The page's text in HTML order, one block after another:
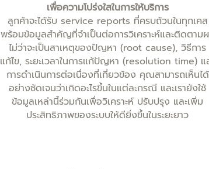
เพื่อความโปร่งใสในการให้บริการ
ลูกค้าจะได้รับ service reports ที่ครบถ้วนในทุกเคส
พร้อมข้อมูลสำคัญที่จำเป็นต่อการวิเคราะห์และติดตาม
ไม่ว่าจะเป็นสาเหตุของปัญหา (root cause), วิธีการ
แก้ไข, ระยะเวลาในการแก้ปัญหา (resolution time) แ
การดำเนินการต่อเนื่องที่เกี่ยวข้อง คุณสามารถเห็นได้
อย่างชัดเจนว่าเกิดอะไรขึ้นในแต่ละกรณี และเรายังใช้
ข้อมูลเหล่านี้ร่วมกันเพื่อวิเคราะห์ ปรับปรุง และเพิ่ม
ประสิทธิภาพของระบบให้ดียิ่งขึ้นในระยะยาว